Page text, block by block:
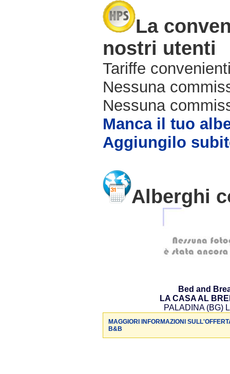
La
nostri utenti
Tariffe
Nessuna
Nessuna
Manca il tuo
Aggiungilo
Alberghi
Bed and
LA CASA AL
PALADINA (BG)
MAGGIORI INFORMAZIONI
B&B